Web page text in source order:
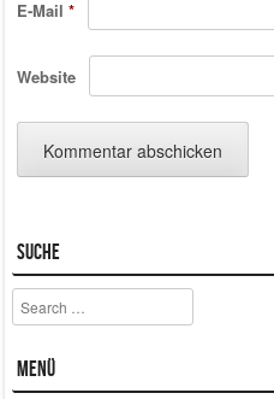
E-Mail *
Website
Suche
Search
Menü